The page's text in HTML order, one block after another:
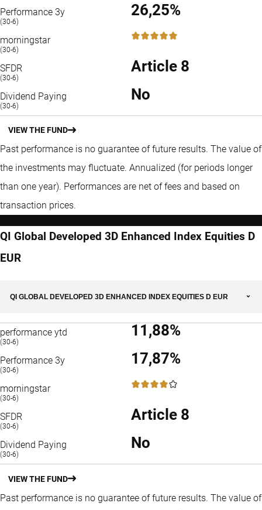
Performance 3y
(30-6)
26,25%
morningstar
(30-6)
5 / 5
SFDR
(30-6)
Article 8
Dividend Paying
(30-6)
No
VIEW THE FUND
Past performance is no guarantee of future results. The value of
the investments may fluctuate. Annualized (for periods longer
than one year). Performances are net of fees and based on
transaction prices.
QI Global Developed 3D Enhanced Index Equities D
EUR
QI GLOBAL DEVELOPED 3D ENHANCED INDEX EQUITIES D EUR
performance ytd
(30-6)
11,88%
Performance 3y
(30-6)
17,87%
morningstar
(30-6)
4 / 5
SFDR
(30-6)
Article 8
Dividend Paying
(30-6)
No
VIEW THE FUND
Past performance is no guarantee of future results. The value of